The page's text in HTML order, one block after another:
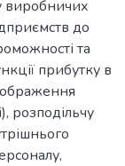
виробничих
до
та
прибутку в
розподільчу